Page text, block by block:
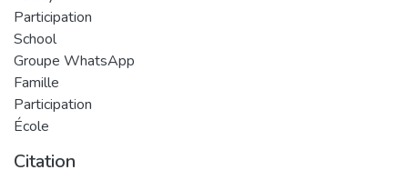
Participation
School
Groupe WhatsApp
Famille
Participation
École
Citation